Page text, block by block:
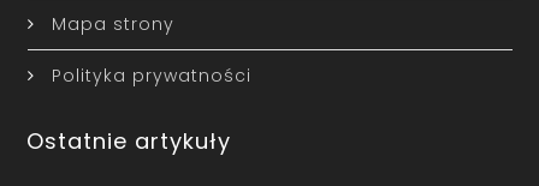
Mapa strony
Polityka prywatności
Ostatnie artykuły